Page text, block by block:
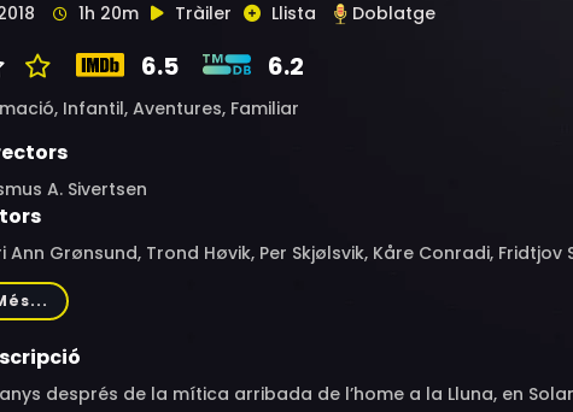
1h 20m Tràiler Llista Doblatge
6.5 6.2
Infantil, Aventures, Familiar
A. Sivertsen
Ann Grønsund, Trond Høvik, Per Skjølsvik, Kåre Conradi,
Sagen, Bjarte Hjelmeland, Ingar Helge Gimle, Hege Schøyen,
Semb, Fredrikke Egeberg, Espen Sandvik, Lena Meieran,
després de la mítica arribada de l’home a la Lluna, en